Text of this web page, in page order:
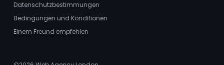
Datenschutzbestimmungen
Bedingungen und Konditionen
Einem Freund empfehlen